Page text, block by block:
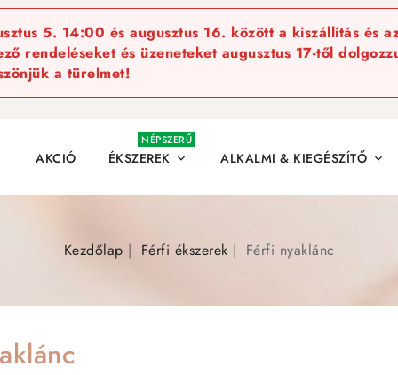
5. 14:00 és augusztus 16. között a kiszállítás és
rendeléseket és üzeneteket augusztus 17-től
a türelmet!
AKCIÓ ÉKSZEREK 
NÉPSZERŰ
ALKALMI & KIEGÉSZÍTŐ 
Kezdőlap Férfi ékszerek Férfi nyaklánc